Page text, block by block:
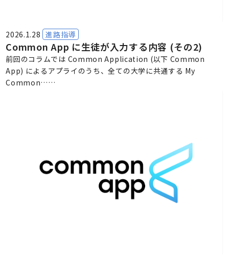
2026.1.28 進路指導
Common App に生徒が入力する内容 (その2)
前回のコラムでは Common Application (以下 Common
App) によるアプライのうち、全ての大学に共通する My
Common……